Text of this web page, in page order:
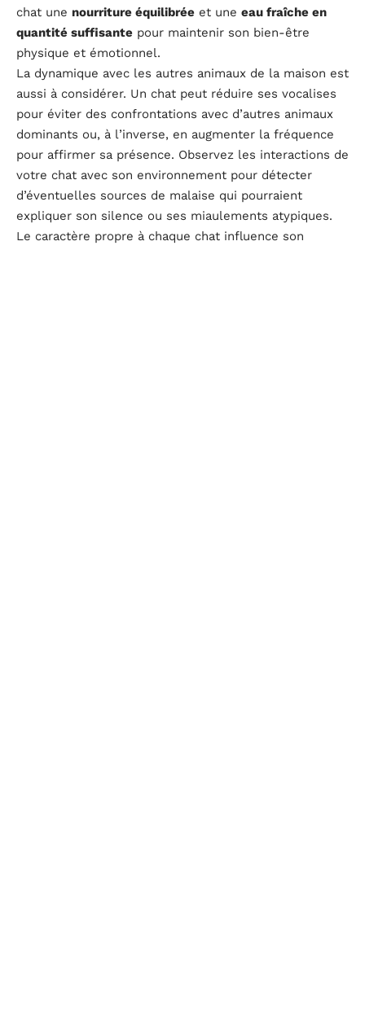
chat une nourriture équilibrée et une eau fraîche en
quantité suffisante pour maintenir son bien-être
physique et émotionnel.
La dynamique avec les autres animaux de la maison est
aussi à considérer. Un chat peut réduire ses vocalises
pour éviter des confrontations avec d’autres animaux
dominants ou, à l’inverse, en augmenter la fréquence
pour affirmer sa présence. Observez les interactions de
votre chat avec son environnement pour détecter
d’éventuelles sources de malaise qui pourraient
expliquer son silence ou ses miaulements atypiques.
Le caractère propre à chaque chat influence son